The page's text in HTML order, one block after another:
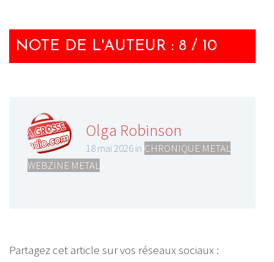
NOTE DE L'AUTEUR : 8 / 10
Olga Robinson
18 mai 2026 in CHRONIQUE METAL
WEBZINE METAL
Partagez cet article sur vos réseaux sociaux :